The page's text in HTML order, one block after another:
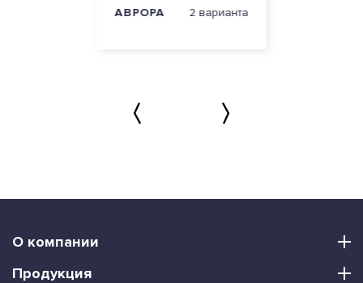
АВРОРА 2 варианта
О компании
Продукция